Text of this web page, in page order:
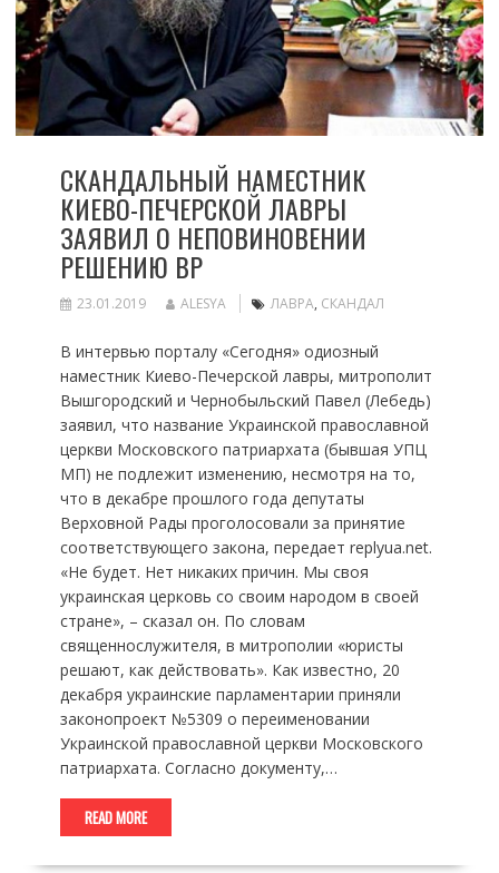
СКАНДАЛЬНЫЙ НАМЕСТНИК
КИЕВО-ПЕЧЕРСКОЙ ЛАВРЫ
ЗАЯВИЛ О НЕПОВИНОВЕНИИ
РЕШЕНИЮ ВР
23.01.2019 ALESYA ЛАВРА, СКАНДАЛ
В интервью порталу «Сегодня» одиозный
наместник Киево-Печерской лавры, митрополит
Вышгородский и Чернобыльский Павел (Лебедь)
заявил, что название Украинской православной
церкви Московского патриархата (бывшая УПЦ
МП) не подлежит изменению, несмотря на то,
что в декабре прошлого года депутаты
Верховной Рады проголосовали за принятие
соответствующего закона, передает replyua.net.
«Не будет. Нет никаких причин. Мы своя
украинская церковь со своим народом в своей
стране», – сказал он. По словам
священнослужителя, в митрополии «юристы
решают, как действовать». Как известно, 20
декабря украинские парламентарии приняли
законопроект №5309 о переименовании
Украинской православной церкви Московского
патриархата. Согласно документу,…
READ MORE